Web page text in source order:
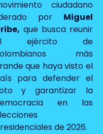
ciudadano
por Miguel
que busca reunir
ejército de
más
que haya visto el
para defender el
y garantizar la
en las
de 2026.